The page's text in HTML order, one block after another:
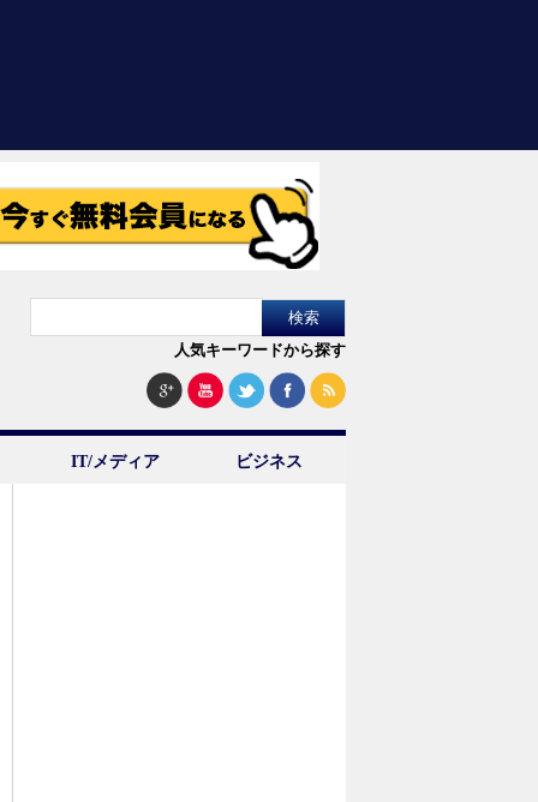
人気キーワードから探す
IT/メディア ビジネス